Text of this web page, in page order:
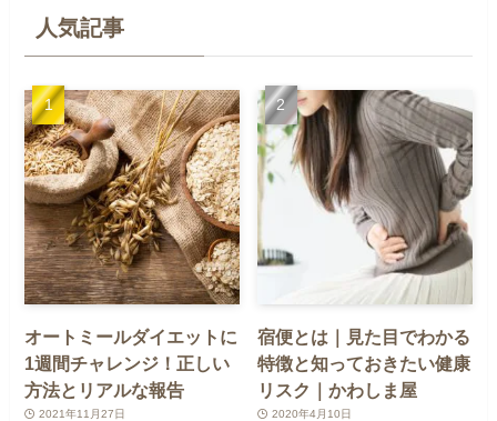
人気記事
オートミールダイエットに
1週間チャレンジ！正しい
方法とリアルな報告
2021年11月27日
宿便とは｜見た目でわかる
特徴と知っておきたい健康
リスク｜かわしま屋
2020年4月10日